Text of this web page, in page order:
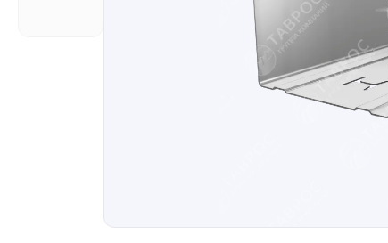
Профили для гипсокартона